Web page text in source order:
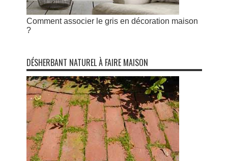
Comment associer le gris en décoration maison
?
DÉSHERBANT NATUREL À FAIRE MAISON